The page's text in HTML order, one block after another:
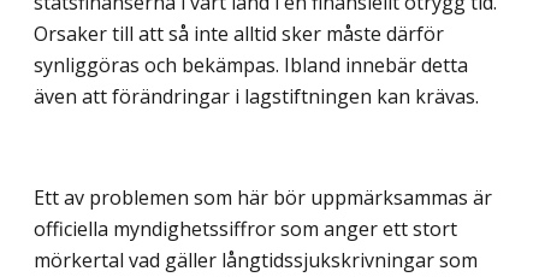
Orsaker till att så inte alltid sker måste därför
synliggöras och bekämpas. Ibland innebär detta
även att förändringar i lagstiftningen kan krävas.
Ett av problemen som här bör uppmärksammas är
officiella myndighetssiffror som anger ett stort
mörkertal vad gäller långtidssjukskrivningar som